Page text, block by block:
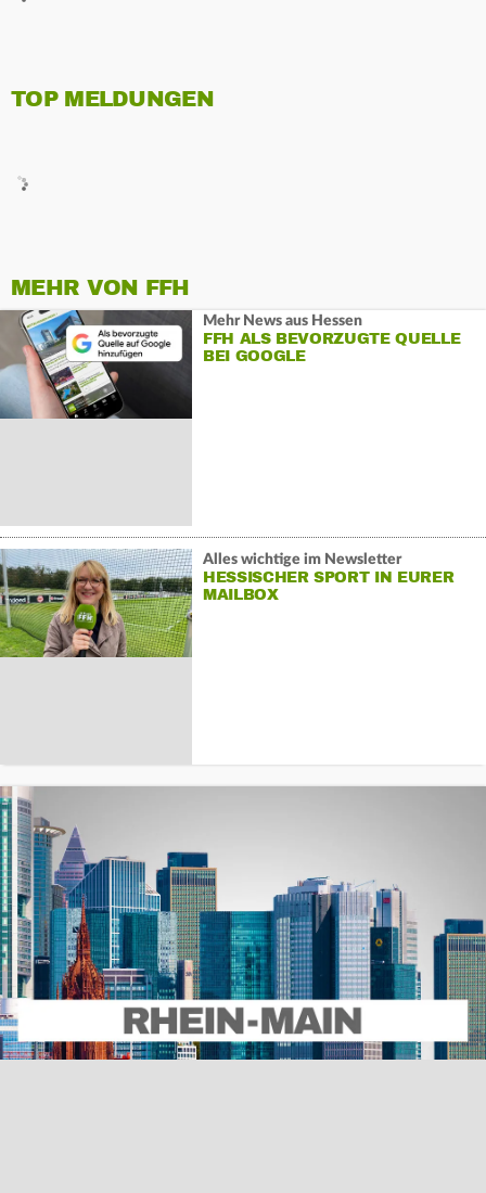
TOP MELDUNGEN
MEHR VON FFH
Mehr News aus Hessen
FFH ALS BEVORZUGTE QUELLE
BEI GOOGLE
Alles wichtige im Newsletter
HESSISCHER SPORT IN EURER
MAILBOX